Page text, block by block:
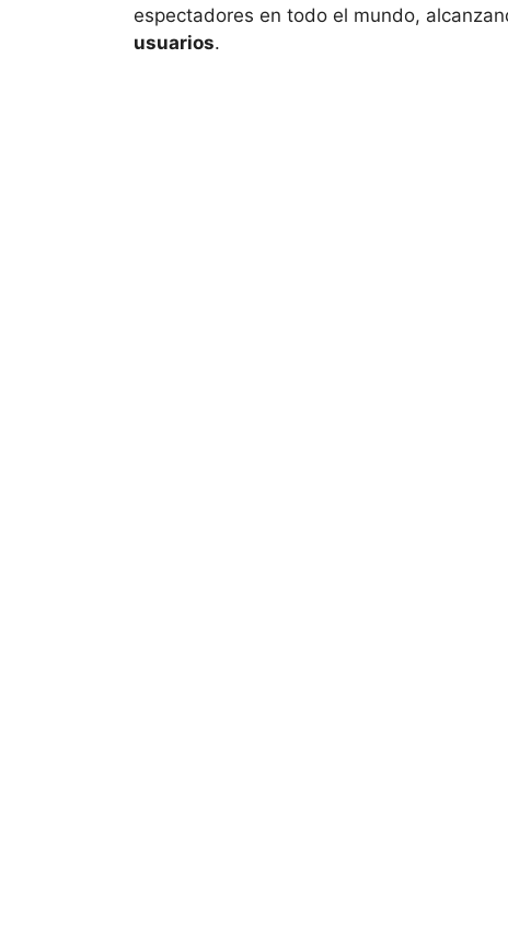
espectadores en todo el mundo,
usuarios.